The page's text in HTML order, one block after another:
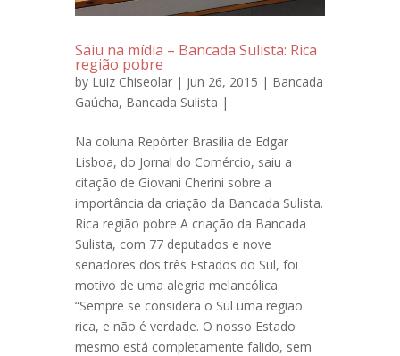
Saiu na mídia – Bancada Sulista: Rica
região pobre
by Luiz Chiseolar | jun 26, 2015 | Bancada
Gaúcha, Bancada Sulista |
Na coluna Repórter Brasília de Edgar
Lisboa, do Jornal do Comércio, saiu a
citação de Giovani Cherini sobre a
importância da criação da Bancada Sulista.
Rica região pobre A criação da Bancada
Sulista, com 77 deputados e nove
senadores dos três Estados do Sul, foi
motivo de uma alegria melancólica.
“Sempre se considera o Sul uma região
rica, e não é verdade. O nosso Estado
mesmo está completamente falido, sem